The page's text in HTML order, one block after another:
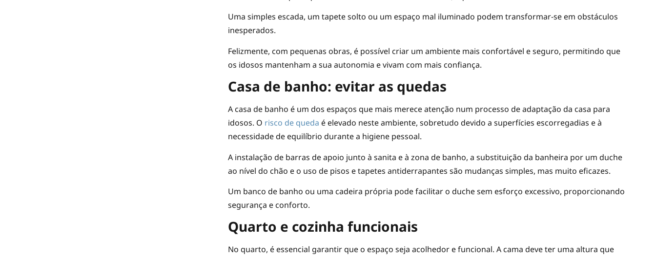
Uma simples escada, um tapete solto ou um espaço mal iluminado podem transformar-se em obstáculos
inesperados.
Felizmente, com pequenas obras, é possível criar um ambiente mais confortável e seguro, permitindo que
os idosos mantenham a sua autonomia e vivam com mais confiança.
Casa de banho: evitar as quedas
A casa de banho é um dos espaços que mais merece atenção num processo de adaptação da casa para
idosos. O risco de queda é elevado neste ambiente, sobretudo devido a superfícies escorregadias e à
necessidade de equilíbrio durante a higiene pessoal.
A instalação de barras de apoio junto à sanita e à zona de banho, a substituição da banheira por um duche
ao nível do chão e o uso de pisos e tapetes antiderrapantes são mudanças simples, mas muito eficazes.
Um banco de banho ou uma cadeira própria pode facilitar o duche sem esforço excessivo, proporcionando
segurança e conforto.
Quarto e cozinha funcionais
No quarto, é essencial garantir que o espaço seja acolhedor e funcional. A cama deve ter uma altura que